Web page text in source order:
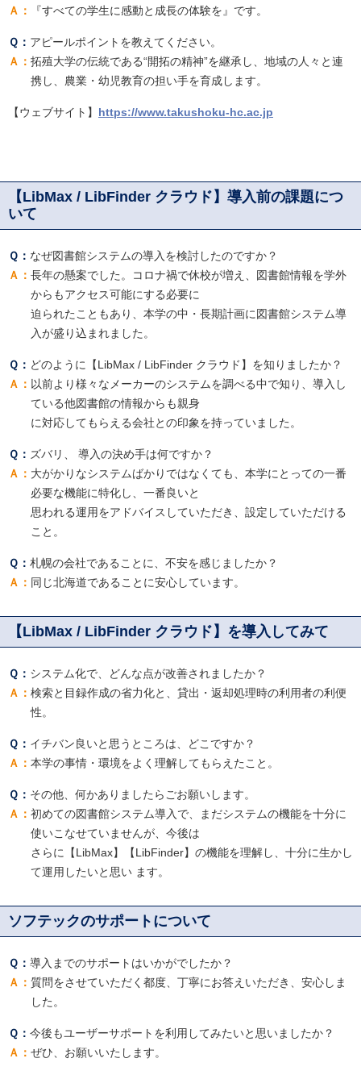
『すべての学生に感動と成長の体験を』です。
アピールポイントを教えてください。
拓殖大学の伝統である“開拓の精神”を継承し、地域の人々と連
携し、農業・幼児教育の担い手を育成します。
【ウェブサイト】 https://www.takushoku-hc.ac.jp
【LibMax / LibFinder クラウド】導入前の課題につ
いて
なぜ図書館システムの導入を検討したのですか？
長年の懸案でした。コロナ禍で休校が増え、図書館情報を学外
からもアクセス可能にする必要に
迫られたこともあり、本学の中・長期計画に図書館システム導
入が盛り込まれました。
どのように【LibMax / LibFinder クラウド】を知りましたか？
以前より様々なメーカーのシステムを調べる中で知り、導入し
ている他図書館の情報からも親身
に対応してもらえる会社との印象を持っていました。
ズバリ、 導入の決め手は何ですか？
大がかりなシステムばかりではなくても、本学にとっての一番
必要な機能に特化し、一番良いと
思われる運用をアドバイスしていただき、設定していただける
こと。
札幌の会社であることに、不安を感じましたか？
同じ北海道であることに安心しています。
【LibMax / LibFinder クラウド】を導入してみて
システム化で、どんな点が改善されましたか？
検索と目録作成の省力化と、貸出・返却処理時の利用者の利便
性。
イチバン良いと思うところは、どこですか？
本学の事情・環境をよく理解してもらえたこと。
その他、何かありましたらごお願いします。
初めての図書館システム導入で、まだシステムの機能を十分に
使いこなせていませんが、今後は
さらに【LibMax】【LibFinder】の機能を理解し、十分に生かし
て運用したいと思い ます。
ソフテックのサポートについて
導入までのサポートはいかがでしたか？
質問をさせていただく都度、丁寧にお答えいただき、安心しま
した。
今後もユーザーサポートを利用してみたいと思いましたか？
ぜひ、お願いいたします。